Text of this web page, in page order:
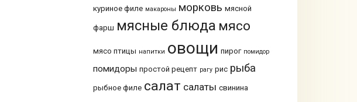
куриное филе макароны морковь мясной
фарш мясные блюда мясо
мясо птицы напитки овощи пирог помидор
помидоры простой рецепт рагу рис рыба
рыбное филе салат салаты свинина